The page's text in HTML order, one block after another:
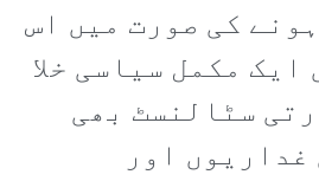
کی صورت میں اس
مکمل سیاسی خلا
سٹالنسٹ بھی
اور